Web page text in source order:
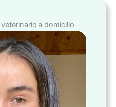
a domicilio